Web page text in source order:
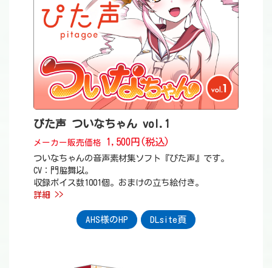
ぴた声 ついなちゃん vol.1
メーカー販売価格 1,500円(税込)
ついなちゃんの音声素材集ソフト『ぴた声』です。
CV：門脇舞以。
収録ボイス数1001個。おまけの立ち絵付き。
詳細 >>
AHS様のHP DLsite頁